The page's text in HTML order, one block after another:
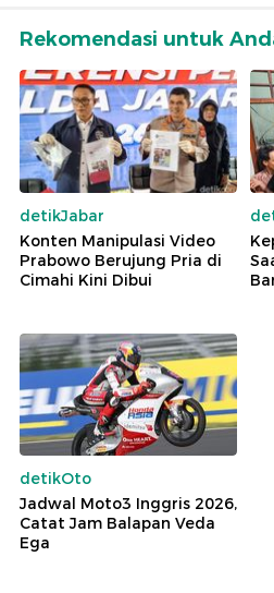
Rekomendasi untuk
detikJabar
Konten Manipulasi Video
Prabowo Berujung Pria di
Cimahi Kini Dibui
detikOto
Jadwal Moto3 Inggris 2026,
Catat Jam Balapan Veda
Ega